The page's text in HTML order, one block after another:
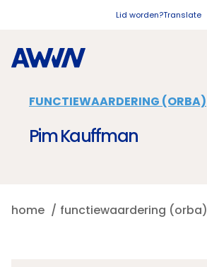
Lid worden?Translate
FUNCTIEWAARDERING (ORBA)
Pim Kauffman
home functiewaardering (orba)